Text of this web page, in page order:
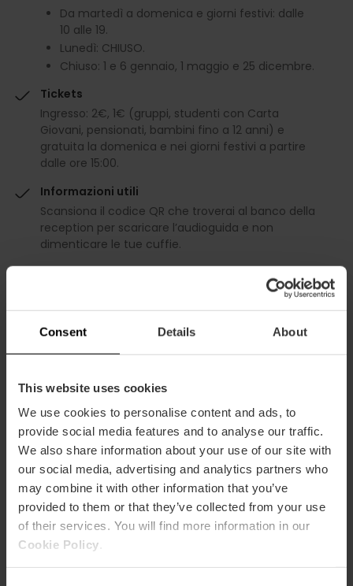
Consent Details About
This website uses cookies
We use cookies to personalise content and ads, to
provide social media features and to analyse our traffic.
We also share information about your use of our site with
our social media, advertising and analytics partners who
may combine it with other information that you’ve
provided to them or that they’ve collected from your use
of their services. You will find more information in our
Cookie Policy
Da martedì a domenica e giorni festivi: dalle
10 alle 19.
Lunedì: CHIUSO.
Chiuso: 1 e 6 gennaio, 1 maggio e 25 dicembre.
Tickets
Ingresso: 2€, 1€ (gruppi, studenti con Carta
Giovani, pensionati, bambini fino a 12 anni) e
gratuita la domenica e nei giorni festivi a partire
dalle ore 15:00.
Informazioni utili
Scansiona il codice QR che troverai al banco della
reception per scaricare l’audioguida e non
dimenticare le tue cuffie.
e inglese, così come tutte le informazioni del
Sconto Valencia Tourist Card
Gratis
Servizi
Accessibile disabili